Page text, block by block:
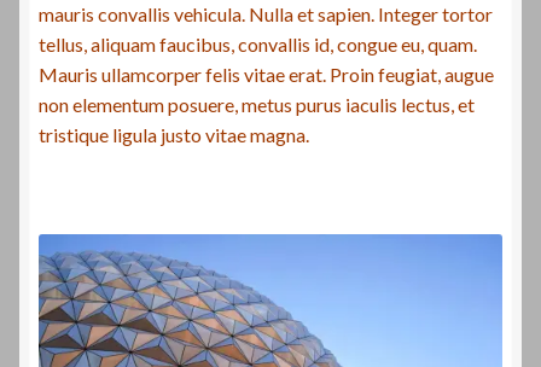
mauris convallis vehicula. Nulla et sapien. Integer tortor
tellus, aliquam faucibus, convallis id, congue eu, quam.
Mauris ullamcorper felis vitae erat. Proin feugiat, augue
non elementum posuere, metus purus iaculis lectus, et
tristique ligula justo vitae magna.